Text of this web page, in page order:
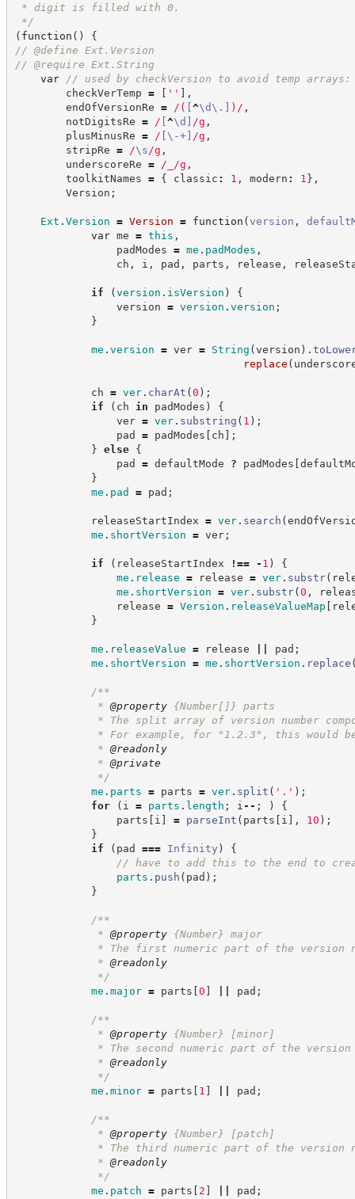
* digit is filled with 0.
*/
( function ( )
{
// @define Ext.Version
// @require Ext.String
var
// used by checkVersion to avoid temp arrays:
checkVerTemp = [ ' ' ] ,
endOfVersionRe = / ( [^\d \. ] ) / ,
notDigitsRe = / [^\d ] /g ,
plusMinusRe = / [ \-+] /g ,
stripRe = /\s /g ,
underscoreRe = / /g ,
toolkitNames = { classic : 1 , modern : 1 } ,
Version ;
Ext . Version = Version = function (version ,
var me = this ,
padModes = me . padModes ,
ch , i , pad , parts , release ,
if (version . isVersion )
{
version = version . version ;
}
me . version = ver = String (version ) .
replace (
ch = ver. charAt (0 ) ;
if
( ch in padModes )
{
ver = ver. substring ( 1 ) ;
pad = padModes [ ch ] ;
} else
{
pad = defaultMode ? padModes [
}
me . pad = pad ;
releaseStartIndex = ver. search (
me . shortVersion = ver;
if ( releaseStartIndex !== - 1 )
{
me . release = release = ver. substr(
me . shortVersion = ver. substr(0 ,
release = Version . releaseValueMap [
}
me . releaseValue = release pad ;
me . shortVersion = me . shortVersion . replace
/**
* @property {Number[]}
parts
* The split array of version number
* For example, for "1.2.3", this would be
* @readonly
* @private
*/
me . parts = parts = ver. split ( ' . ' ) ;
for
( i = parts . length ; i -- ; )
{
parts [ i ] = parseInt ( parts [ i ] , 10 ) ;
}
if
( pad === Infinity )
{
// have to add this to the end to
parts . push ( pad ) ;
}
/**
* @property {Number}
major
* The first numeric part of the version
* @readonly
*/
me . major = parts [0 ] pad ;
/**
* @property {Number}
[minor]
* The second numeric part of the version
* @readonly
*/
me . minor = parts [ 1 ] pad ;
/**
* @property {Number}
[patch]
* The third numeric part of the version
* @readonly
*/
me . patch = parts [ 2 ] pad ;